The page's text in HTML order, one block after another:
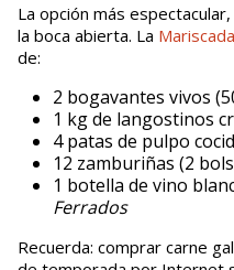
La opción más
la boca abierta. La
de:
2 bogavantes vivos
1 kg de langostinos
4 patas de pulpo
12 zamburiñas (2
1 botella de vino
Ferrados
Recuerda: comprar carne